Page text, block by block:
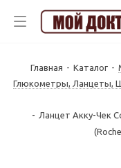
Главная - Каталог -
Глюкoмeтpы, Лaнцeты,
- Ланцет Акку-Чек